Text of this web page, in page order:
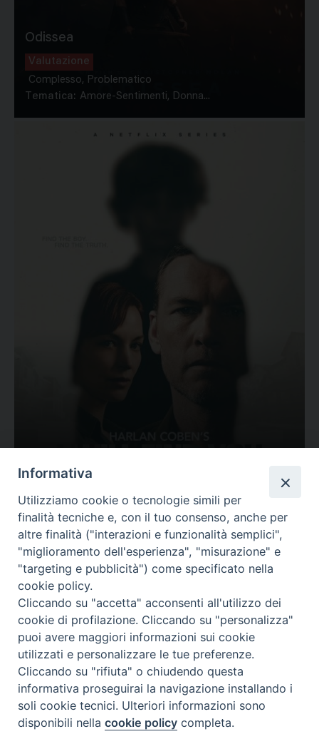
Odissea
Valutazione
Complesso, Problematico
Tematica: Amore-Sentimenti, Donna...
Valutazione
Complesso, Problematico
Tematica: Amore-Sentimenti, Carcere...
Contatti & Info
C.ne Aurelia, 50 – 00165 Roma
Contatti
Informativa
Utilizziamo cookie o tecnologie simili per
finalità tecniche e, con il tuo consenso, anche per
altre finalità ("interazioni e funzionalità semplici",
"miglioramento dell'esperienza", "misurazione" e
"targeting e pubblicità") come specificato nella
cookie policy.
Cliccando su "accetta" acconsenti all'utilizzo dei
cookie di profilazione. Cliccando su "personalizza"
puoi avere maggiori informazioni sui cookie
utilizzati e personalizzare le tue preferenze.
Cliccando su "rifiuta" o chiudendo questa
informativa proseguirai la navigazione installando i
soli cookie tecnici. Ulteriori informazioni sono
disponibili nellacookie policy completa.